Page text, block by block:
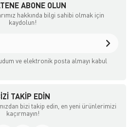
ABONE OLUN
hakkında bilgi sahibi olmak için
kaydolun!
ve elektronik posta almayı kabul
TAKIP EDIN
bizi takip edin, en yeni ürünlerimizi
kaçırmayın!